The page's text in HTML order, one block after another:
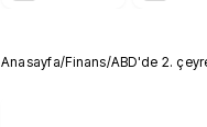
Anasayfa/Finans/ABD'de 2.